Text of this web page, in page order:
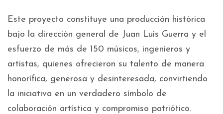
Este proyecto constituye una producción histórica
bajo la dirección general de Juan Luis Guerra y el
esfuerzo de más de 150 músicos, ingenieros y
artistas, quienes ofrecieron su talento de manera
honorífica, generosa y desinteresada, convirtiendo
la iniciativa en un verdadero símbolo de
colaboración artística y compromiso patriótico.